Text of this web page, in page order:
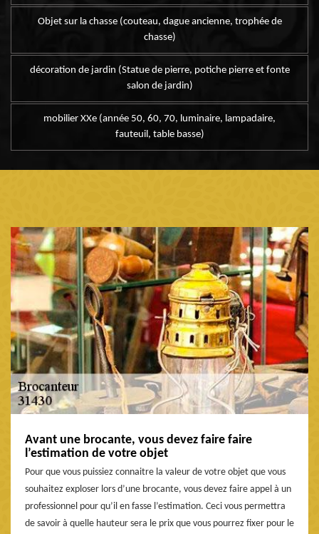
Objet sur la chasse (couteau, dague ancienne, trophée de
chasse)
décoration de jardin (Statue de pierre, potiche pierre et fonte
salon de jardin)
mobilier XXe (année 50, 60, 70, luminaire, lampadaire,
fauteuil, table basse)
Avant une brocante, vous devez faire faire
l’estimation de votre objet
Pour que vous puissiez connaitre la valeur de votre objet que vous
souhaitez exploser lors d’une brocante, vous devez faire appel à un
professionnel pour qu’il en fasse l’estimation. Ceci vous permettra
de savoir à quelle hauteur sera le prix que vous pourrez fixer pour le